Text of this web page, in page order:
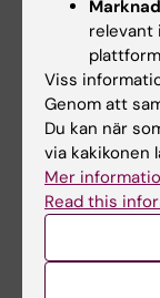
https://
Guidetti
Tham K.
Occup
https://
relevant
Viss
Genom att
Du kan när
via kakikonen
Mer
Read this